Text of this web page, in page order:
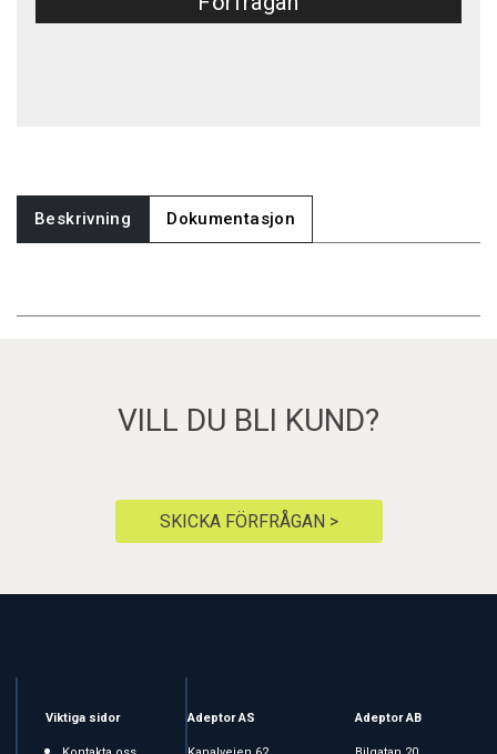
Beskrivning Dokumentasjon
VILL DU BLI KUND?
SKICKA FÖRFRÅGAN >
Viktiga sidor Adeptor AS Adeptor AB